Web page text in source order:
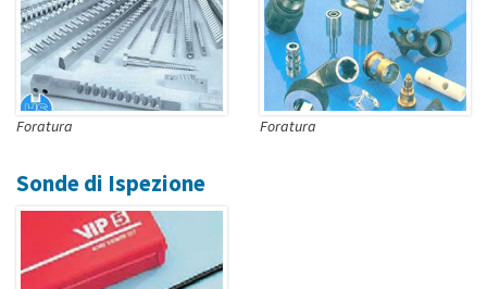
Foratura Foratura
Sonde di Ispezione